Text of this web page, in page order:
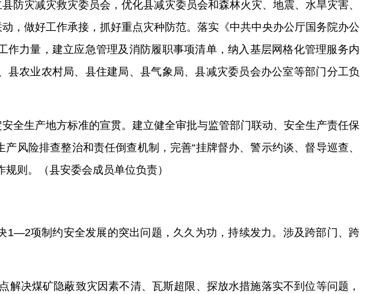
防灾减灾救灾委员会， 优化县减灾委员会和森林火灾、 地震、 水旱灾害、
， 做好工作承接，抓好重点灾种防范。 落实《中共中央办公厅国务院办公
作力量，建立应急管理及消防履职事项清单，纳入基层网格化管理服务内
县农业农村局、 县住建局、 县气象局、县减灾委员会办公室等部门 分工负
全生产地方标准的宣贯。建立健全审批与监管部门联动、 安全生产责任保
产风险排查整治和责任倒查机制， 完善“挂牌督办、警示约谈、督导巡查、
规则。（县安委会成员单位负责）
1—2项制约安全发展的突出问题，久久为功，持续发力。涉及跨部门、跨
解决煤矿隐蔽致灾因素不清、瓦斯超限、探放水措施落实不到位等问题 ，